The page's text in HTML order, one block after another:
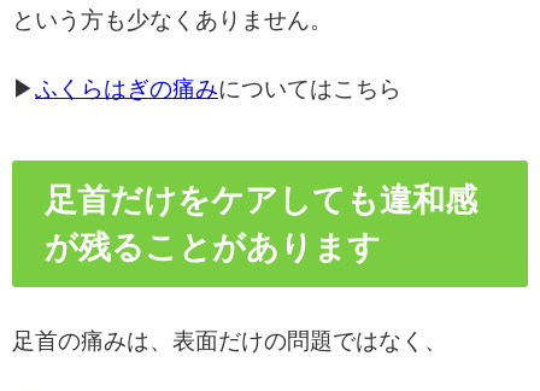
という方も少なくありません。
▶ ふくらはぎの痛みについてはこちら
足首だけをケアしても違和感
が残ることがあります
足首の痛みは、表面だけの問題ではなく、